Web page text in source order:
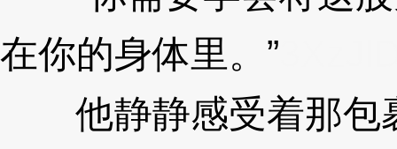
在你的身体里。”
他静静感受着那包